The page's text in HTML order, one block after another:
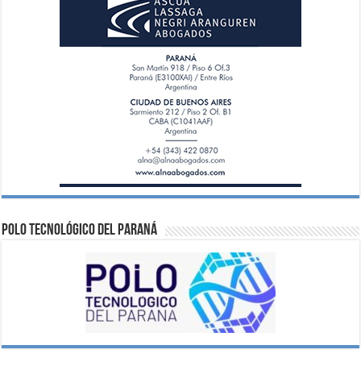
Polo Tecnológico del Paraná